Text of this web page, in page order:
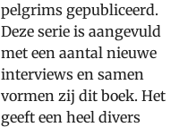
pelgrims gepubliceerd.
Deze serie is aangevuld
met een aantal nieuwe
interviews en samen
vormen zij dit boek. Het
geeft een heel divers